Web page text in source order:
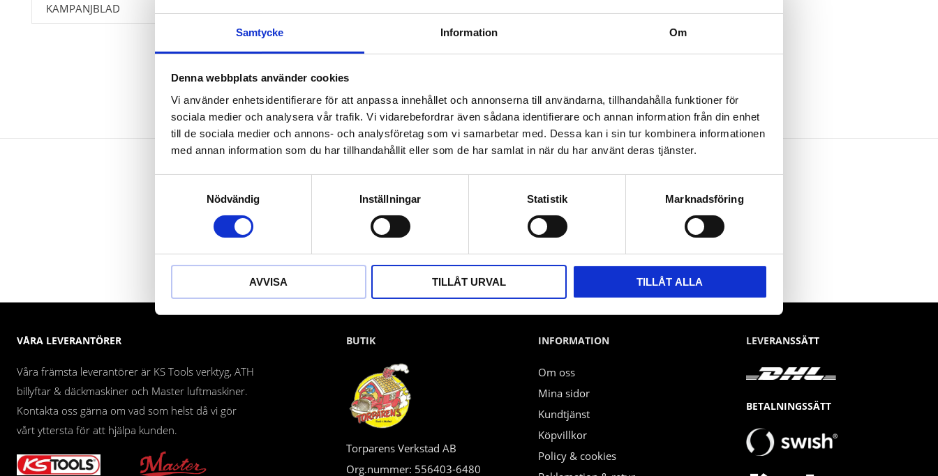
Samtycke Information Om
Denna webbplats använder cookies
Vi använder enhetsidentifierare för att anpassa innehållet och annonserna till användarna, tillhandahålla funktioner för
sociala medier och analysera vår trafik. Vi vidarebefordrar även sådana identifierare och annan information från din enhet
till de sociala medier och annons- och analysföretag som vi samarbetar med. Dessa kan i sin tur kombinera informationen
med annan information som du har tillhandahållit eller som de har samlat in när du har använt deras tjänster.
Nödvändig
Inställningar Statistik Marknadsföring
AVVISA TILLÅT URVAL TILLÅT ALLA
KAMPANJBLAD
PRENUMERERA
VÅRA LEVERANTÖRER
Våra främsta leverantörer är KS Tools verktyg, ATH
billyftar & däckmaskiner och Master luftmaskiner.
Kontakta oss gärna om vad som helst då vi gör
vårt yttersta för att hjälpa kunden.
BUTIK
Torparens Verkstad AB
Org.nummer: 556403-6480
INFORMATION
Om oss
Mina sidor
Kundtjänst
Köpvillkor
Policy & cookies
LEVERANSSÄTT
BETALNINGSSÄTT